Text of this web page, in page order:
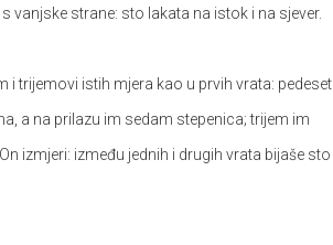
vanjske strane: sto lakata na istok i na sjever.
i trijemovi istih mjera kao u prvih vrata: pedeset
a na prilazu im sedam stepenica; trijem im
izmjeri: između jednih i drugih vrata bijaše sto